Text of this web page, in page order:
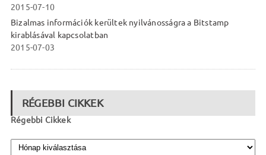
2015-07-10
Bizalmas információk kerültek nyilvánosságra a Bitstamp
kirablásával kapcsolatban
2015-07-03
RÉGEBBI CIKKEK
Régebbi Cikkek